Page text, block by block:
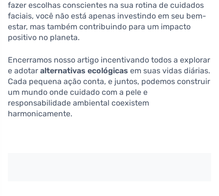
fazer escolhas conscientes na sua rotina de cuidados
faciais, você não está apenas investindo em seu bem-
estar, mas também contribuindo para um impacto
positivo no planeta.
Encerramos nosso artigo incentivando todos a explorar
e adotar alternativas ecológicas em suas vidas diárias.
Cada pequena ação conta, e juntos, podemos construir
um mundo onde cuidado com a pele e
responsabilidade ambiental coexistem
harmonicamente.